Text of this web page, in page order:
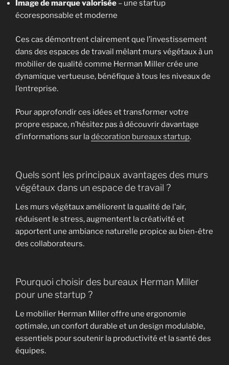
Image de marque valorisée – une startup
écoresponsable et moderne
Ces cas démontrent clairement que l’investissement
dans des espaces de travail mêlant murs végétaux à un
mobilier de qualité comme Herman Miller crée une
dynamique vertueuse, bénéfique à tous les niveaux de
l’entreprise.
Pour approfondir ces idées et transformer votre
propre espace, n’hésitez pas à découvrir davantage
d’informations sur ladécoration bureaux startup.
Quels sont les principaux avantages des murs
végétaux dans un espace de travail ?
Les murs végétaux améliorent la qualité de l’air,
réduisent le stress, augmentent la créativité et
apportent une ambiance naturelle propice au bien-être
des collaborateurs.
Pourquoi choisir des bureaux Herman Miller
pour une startup ?
Le mobilier Herman Miller offre une ergonomie
optimale, un confort durable et un design modulable,
essentiels pour soutenir la productivité et la santé des
équipes.